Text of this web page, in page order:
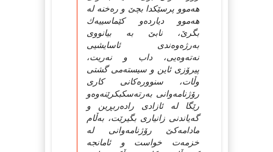
هه‌موو پرسێكدا بچێ و ره‌خنه‌ له‌
هه‌موو دیارده‌و كێماسییه‌ك
بگرێ، نابێ به‌ بیانووى
به‌رژه‌وه‌ندى ئاسایشیى
نه‌ته‌وه‌یى، داب و نه‌ریت،
پیرۆزى ئاین و سیسته‌مى گشتى
وڵات، سنووره‌كانى كارى
رۆژنامه‌وانى به‌رته‌سكبكرێنه‌وه‌و
رێگا له‌ ئازادى راده‌ربڕین و
گه‌یاندنى زانیارى بگیرێت، به‌ڵام
مادامه‌كێ رۆژنامه‌وانى له‌
خزمه‌ت خواست و ئامانجه‌